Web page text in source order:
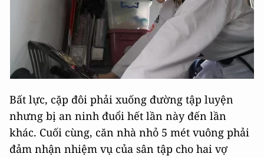
Bất lực, cặp đôi phải xuống đường tập luyện
nhưng bị an ninh đuổi hết lần này đến lần
khác. Cuối cùng, căn nhà nhỏ 5 mét vuông phải
đảm nhận nhiệm vụ của sân tập cho hai vợ